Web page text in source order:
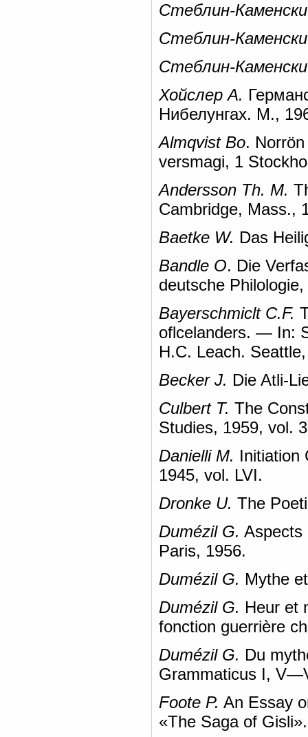
Стеблин-
Стеблин-
Стеблин-
Хойслер А.
Нибелунгах. М.,
Almqvist Во.
versmagi, 1
Andersson Th. M.
Cambridge, Mass.,
Baetke W. Das
Bandle О. Die
deutsche
Bayerschmiclt С.F.
oflcelanders. — In:
H.С. Leach.
Becker J. Die Atli-
Culbert T. The
Studies, 1959, vol.
Danielli M. Initiation
1945, vol. LVI.
Dronke U. The
Dumézil G. Aspects
Paris, 1956.
Dumézil G. Mythe
Dumézil G. Heur et
fonction guerrière
Dumézil G. Du
Grammaticus I,
Foote P. An Essay
«The Saga of